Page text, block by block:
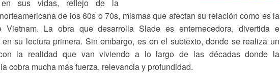
en sus vidas, reflejo de la
de los 60s o 70s, mismas que afectan su relación como es la
Vietnam. La obra que desarrolla Slade es enternecedora, divertida e
su lectura primera. Sin embargo, es en el subtexto, donde se realiza un
la realidad que van viviendo a lo largo de las décadas donde la
cobra mucha más fuerza, relevancia y profundidad.